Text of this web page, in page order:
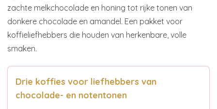
zachte melkchocolade en honing tot rijke tonen van
donkere chocolade en amandel. Een pakket voor
koffieliefhebbers die houden van herkenbare, volle
smaken.
Drie koffies voor liefhebbers van
chocolade- en notentonen